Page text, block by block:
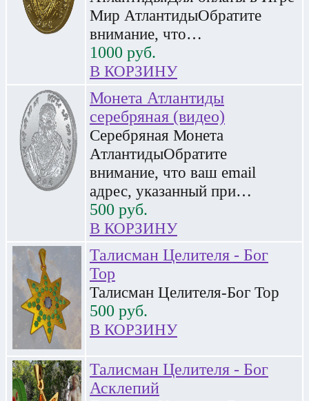
Мир АтлантидыОбратите
внимание, что…
1000 руб.
В КОРЗИНУ
Монета Атлантиды
серебряная (видео)
Серебряная Монета
АтлантидыОбратите
внимание, что ваш email
адрес, указанный при…
500 руб.
В КОРЗИНУ
Талисман Целителя - Бог
Тор
Талисман Целителя-Бог Тор
500 руб.
В КОРЗИНУ
Талисман Целителя - Бог
Асклепий